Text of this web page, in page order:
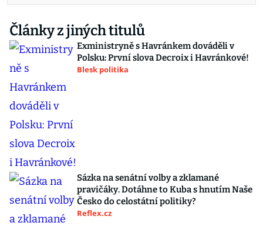
Články z jiných titulů
Exministryně s Havránkem dováděli v
Polsku: První slova Decroix i Havránkové!
Blesk politika
Sázka na senátní volby a zklamané
pravičáky. Dotáhne to Kuba s hnutím Naše
Česko do celostátní politiky?
Reflex.cz